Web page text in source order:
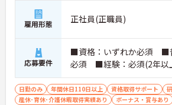
■ チーム訪問で安心のケア体制
一人で抱え込まない環境が整っています。
・1日6～8件程度の訪問
・介護職2名＋看護職1名の3名体制
・役割分担が明確で安心
→ 在宅生活を支えるやりがいある仕事です
雇用形態 正社員(正職員)
応募要件
■資格：いずれか必須 ■
必須 ■経験：必須(2年以
日勤のみ 年間休日110日以上 資格取得サポート
産休･育休･介護休暇取得実績あり
ボーナス・賞与あり